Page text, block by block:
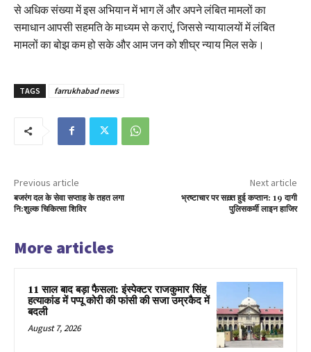
से अधिक संख्या में इस अभियान में भाग लें और अपने लंबित मामलों का
समाधान आपसी सहमति के माध्यम से कराएं, जिससे न्यायालयों में लंबित
मामलों का बोझ कम हो सके और आम जन को शीघ्र न्याय मिल सके।
TAGS farrukhabad news
Previous article
बजरंग दल के सेवा सप्ताह के तहत लगा
नि:शुल्क चिकित्सा शिविर
Next article
भ्रष्टाचार पर सख़्त हुई कप्तान: 19 दागी
पुलिसकर्मी लाइन हाजिर
More articles
11 साल बाद बड़ा फैसला: इंस्पेक्टर राजकुमार सिंह
हत्याकांड में पप्पू कोरी की फांसी की सजा उम्रकैद में
बदली
August 7, 2026